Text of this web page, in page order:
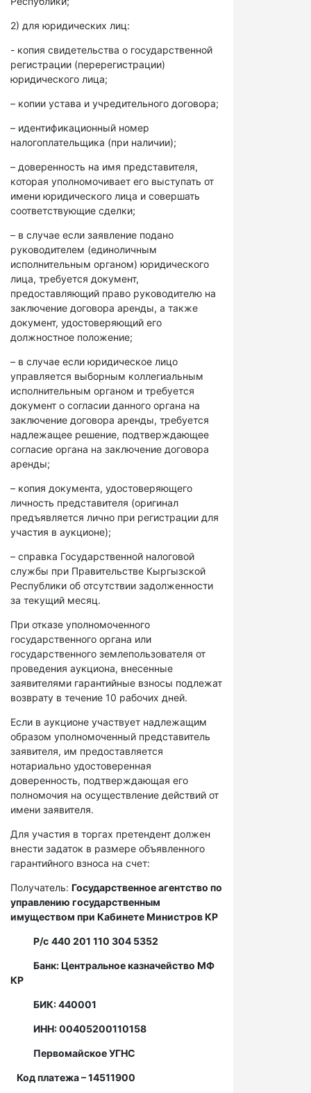
2) для юридических лиц:
- копия свидетельства о государственной
регистрации (перерегистрации)
юридического лица;
– копии устава и учредительного договора;
– идентификационный номер
налогоплательщика (при наличии);
– доверенность на имя представителя,
которая уполномочивает его выступать от
имени юридического лица и совершать
соответствующие сделки;
– в случае если заявление подано
руководителем (единоличным
исполнительным органом) юридического
лица, требуется документ,
предоставляющий право руководителю на
заключение договора аренды, а также
документ, удостоверяющий его
должностное положение;
– в случае если юридическое лицо
управляется выборным коллегиальным
исполнительным органом и требуется
документ о согласии данного органа на
заключение договора аренды, требуется
надлежащее решение, подтверждающее
согласие органа на заключение договора
аренды;
– копия документа, удостоверяющего
личность представителя (оригинал
предъявляется лично при регистрации для
участия в аукционе);
– справка Государственной налоговой
службы при Правительстве Кыргызской
Республики об отсутствии задолженности
за текущий месяц.
При отказе уполномоченного
государственного органа или
государственного землепользователя от
проведения аукциона, внесенные
заявителями гарантийные взносы подлежат
возврату в течение 10 рабочих дней.
Если в аукционе участвует надлежащим
образом уполномоченный представитель
заявителя, им предоставляется
нотариально удостоверенная
доверенность, подтверждающая его
полномочия на осуществление действий от
имени заявителя.
Для участия в торгах претендент должен
внести задаток в размере объявленного
гарантийного взноса на счет:
Получатель: Государственное агентство по
управлению государственным
имуществом при Кабинете Министров КР
Р/с 440 201 110 304 5352
Банк: Центральное казначейство МФ
КР
БИК: 440001
ИНН: 00405200110158
Первомайское УГНС
Код платежа – 14511900